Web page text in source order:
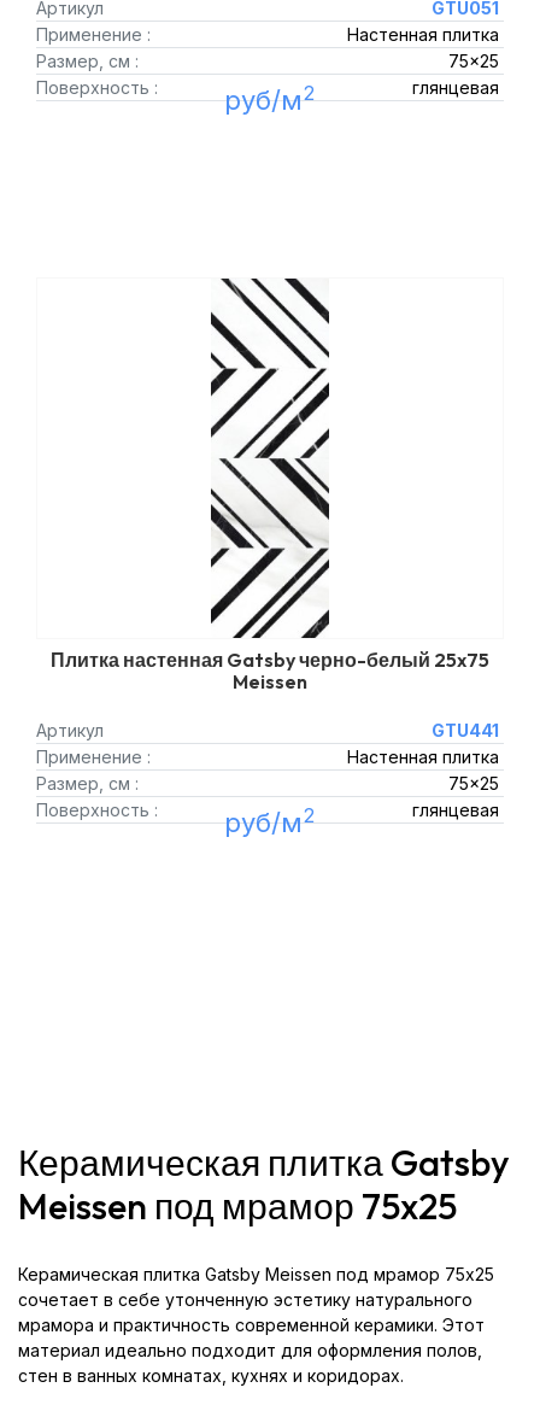
Артикул
GTU051
Применение :
Настенная плитка
Размер, см :
75x25
Поверхность :
глянцевая
руб/м2
Плитка настенная Gatsby черно-белый 25x75
Meissen
Артикул
GTU441
Применение :
Настенная плитка
Размер, см :
75x25
Поверхность :
глянцевая
руб/м2
Керамическая плитка Gatsby
Meissen под мрамор 75x25
Керамическая плитка Gatsby Meissen под мрамор 75x25
сочетает в себе утонченную эстетику натурального
мрамора и практичность современной керамики. Этот
материал идеально подходит для оформления полов,
стен в ванных комнатах, кухнях и коридорах.